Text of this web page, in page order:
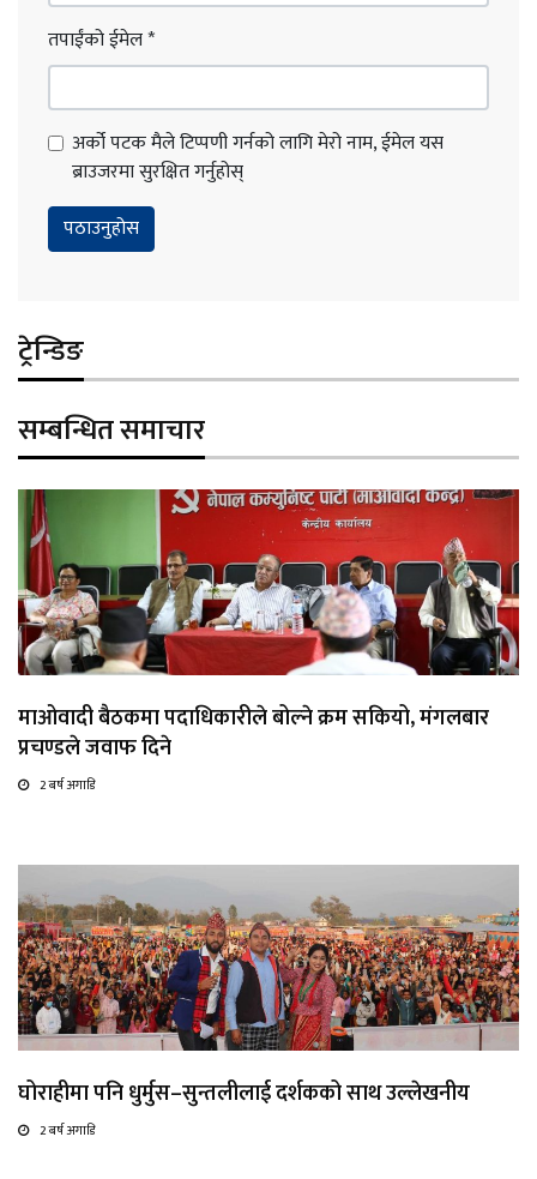
तपाईंको ईमेल*
अर्को पटक मैले टिप्पणी गर्नको लागि मेरो नाम, ईमेल यस
ब्राउजरमा सुरक्षित गर्नुहोस्
ट्रेन्डिङ
सम्बन्धित समाचार
माओवादी बैठकमा पदाधिकारीले बोल्ने क्रम सकियो, मंगलबार
प्रचण्डले जवाफ दिने
2 बर्ष अगाडि
घोराहीमा पनि धुर्मुस–सुन्तलीलाई दर्शकको साथ उल्लेखनीय
2 बर्ष अगाडि